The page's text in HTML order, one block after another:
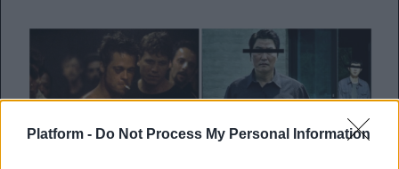
Platform - Do Not Process My Personal Information